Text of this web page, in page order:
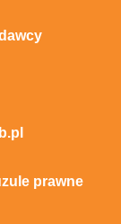
prawne